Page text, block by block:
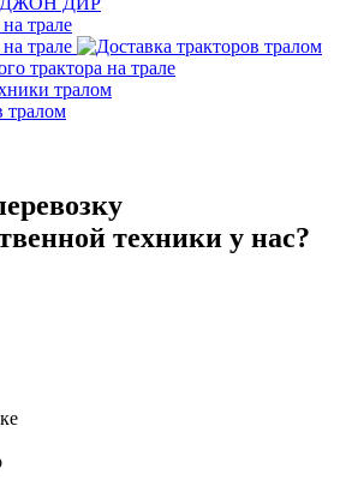
техники у нас?